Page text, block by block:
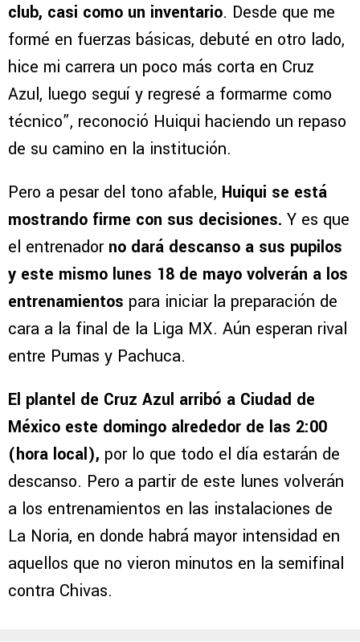
club, casi como un inventario. Desde que me
formé en fuerzas básicas, debuté en otro lado,
hice mi carrera un poco más corta en Cruz
Azul, luego seguí y regresé a formarme como
técnico”, reconoció Huiqui haciendo un repaso
de su camino en la institución.
Pero a pesar del tono afable, Huiqui se está
mostrando firme con sus decisiones. Y es que
el entrenador no dará descanso a sus pupilos
y este mismo lunes 18 de mayo volverán a los
entrenamientos para iniciar la preparación de
cara a la final de la Liga MX. Aún esperan rival
entre Pumas y Pachuca.
El plantel de Cruz Azul arribó a Ciudad de
México este domingo alrededor de las 2:00
(hora local), por lo que todo el día estarán de
descanso. Pero a partir de este lunes volverán
a los entrenamientos en las instalaciones de
La Noria, en donde habrá mayor intensidad en
aquellos que no vieron minutos en la semifinal
contra Chivas.